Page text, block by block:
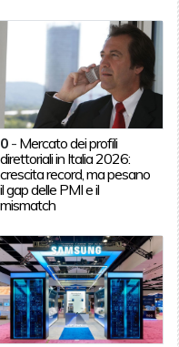
0 - Mercato dei profili
direttoriali in Italia 2026:
crescita record, ma pesano
il gap delle PMI e il
mismatch